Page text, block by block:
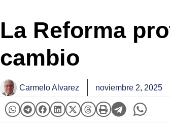
La Reforma
cambio
Carmelo Alvarez noviembre 2, 2025